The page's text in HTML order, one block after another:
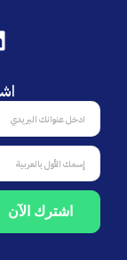
اشترك
الآن
في
نشرتنا
البريدية
Fname
اشترك الآن